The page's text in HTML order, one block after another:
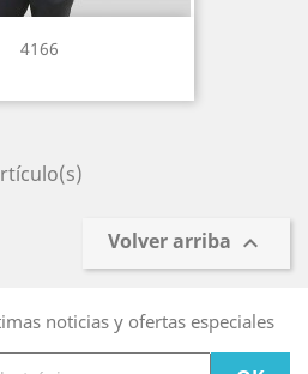
4166
Volver arriba 
noticias y ofertas especiales